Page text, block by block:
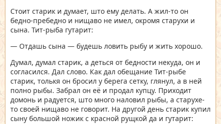
Стоит старик и думает, што ему делать. А жил-то он
бедно-пребедно и нищаво не имел, окромя старухи и
сына. Тит-рыба гутарит:
— Отдашь сына — будешь ловить рыбу и жить хорошо.
Думал, думал старик, а деться от бедности некуда, он и
согласился. Дал слово. Как дал обещание Тит-рыбе
старик, толькя он бросил у берега сетку, глянул, а в ней
полно рыбы. Забрал он её и продал купцу. Приходит
домонь и радуется, што много наловил рыбы, а старухе-
то своей нищаво не говорит. На другой день старик купил
сыну большой ножик с красной рущкой да и гутарит: